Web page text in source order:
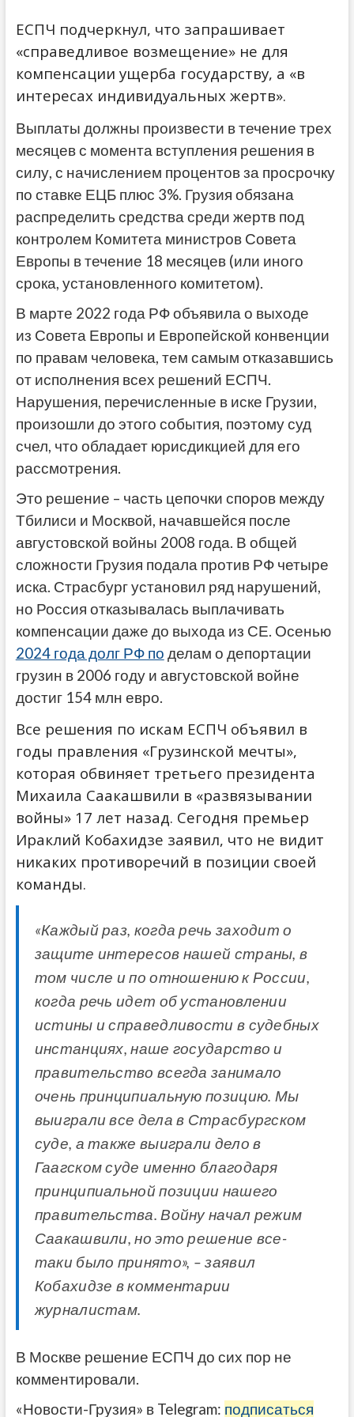
ЕСПЧ подчеркнул, что запрашивает
«справедливое возмещение» не для
компенсации ущерба государству, а «в
интересах индивидуальных жертв».
Выплаты должны произвести в течение трех
месяцев с момента вступления решения в
силу, с начислением процентов за просрочку
по ставке ЕЦБ плюс 3%. Грузия обязана
распределить средства среди жертв под
контролем Комитета министров Совета
Европы в течение 18 месяцев (или иного
срока, установленного комитетом).
В марте 2022 года РФ объявила о выходе
из Совета Европы и Европейской конвенции
по правам человека, тем самым отказавшись
от исполнения всех решений ЕСПЧ.
Нарушения, перечисленные в иске Грузии,
произошли до этого события, поэтому суд
счел, что обладает юрисдикцией для его
рассмотрения.
Это решение – часть цепочки споров между
Тбилиси и Москвой, начавшейся после
августовской войны 2008 года. В общей
сложности Грузия подала против РФ четыре
иска. Страсбург установил ряд нарушений,
но Россия отказывалась выплачивать
компенсации даже до выхода из СЕ. Осенью
2024 года долг РФ по делам о депортации
грузин в 2006 году и августовской войне
достиг 154 млн евро.
Все решения по искам ЕСПЧ объявил в
годы правления «Грузинской мечты»,
которая обвиняет третьего президента
Михаила Саакашвили в «развязывании
войны» 17 лет назад. Сегодня премьер
Ираклий Кобахидзе заявил, что не видит
никаких противоречий в позиции своей
команды.
«Каждый раз, когда речь заходит о
защите интересов нашей страны, в
том числе и по отношению к России,
когда речь идет об установлении
истины и справедливости в судебных
инстанциях, наше государство и
правительство всегда занимало
очень принципиальную позицию. Мы
выиграли все дела в Страсбургском
суде, а также выиграли дело в
Гаагском суде именно благодаря
принципиальной позиции нашего
правительства. Войну начал режим
Саакашвили, но это решение все-
таки было принято», – заявил
Кобахидзе в комментарии
журналистам.
В Москве решение ЕСПЧ до сих пор не
комментировали.
«Новости-Грузия» в Telegram: подписаться